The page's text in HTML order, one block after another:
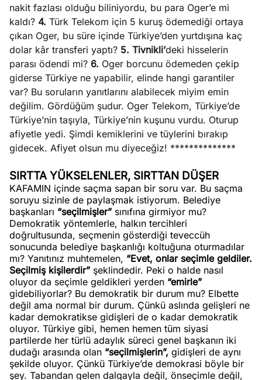
nakit fazlası olduğu biliniyordu, bu para Oger’e mi
kaldı? 4. Türk Telekom için 5 kuruş ödemediği ortaya
çıkan Oger, bu süre içinde Türkiye’den yurtdışına kaç
dolar kâr transferi yaptı? 5. Tivnikli’deki hisselerin
parası ödendi mi? 6. Oger borcunu ödemeden çekip
giderse Türkiye ne yapabilir, elinde hangi garantiler
var? Bu soruların yanıtlarını alabilecek miyim emin
değilim. Gördüğüm şudur. Oger Telekom, Türkiye’de
Türkiye’nin taşıyla, Türkiye’nin kuşunu vurdu. Oturup
afiyetle yedi. Şimdi kemiklerini ve tüylerini bırakıp
gidecek. Afiyet olsun mu diyeceğiz! **************
SIRTTA YÜKSELENLER, SIRTTAN DÜŞER
KAFAMIN içinde saçma sapan bir soru var. Bu saçma
soruyu sizinle de paylaşmak istiyorum. Belediye
başkanları “seçilmişler” sınıfına girmiyor mu?
Demokratik yöntemlerle, halkın tercihleri
doğrultusunda, seçmenin gösterdiği teveccüh
sonucunda belediye başkanlığı koltuğuna oturmadılar
mı? Yanıtınız muhtemelen, “Evet, onlar seçimle geldiler.
Seçilmiş kişilerdir” şeklindedir. Peki o halde nasıl
oluyor da seçimle geldikleri yerden “emirle”
gidebiliyorlar? Bu demokratik bir durum mu? Elbette
değil ama normal bir durum. Çünkü aslında gelişleri ne
kadar demokratikse gidişleri de o kadar demokratik
oluyor. Türkiye gibi, hemen hemen tüm siyasi
partilerde her türlü adaylık süreci genel başkanın iki
dudağı arasında olan “seçilmişlerin”, gidişleri de aynı
şekilde oluyor. Çünkü Türkiye’de demokrasi böyle bir
şey. Tabandan gelen dalgayla değil, önseçimle değil,